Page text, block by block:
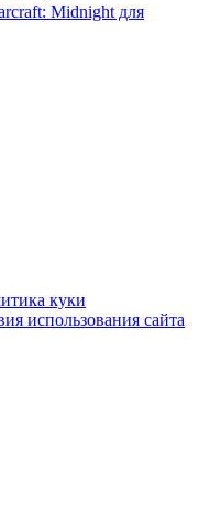
Midnight для
куки
использования сайта